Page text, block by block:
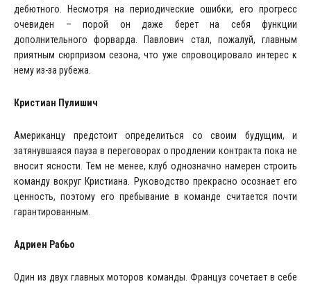
дебютного. Несмотря на периодические ошибки, его прогресс
очевиден – порой он даже берет на себя функции
дополнительного форварда. Павлович стал, пожалуй, главным
приятным сюрпризом сезона, что уже спровоцировало интерес к
нему из-за рубежа.
Кристиан Пулишич
Американцу предстоит определиться со своим будущим, и
затянувшаяся пауза в переговорах о продлении контракта пока не
вносит ясности. Тем не менее, клуб однозначно намерен строить
команду вокруг Кристиана. Руководство прекрасно осознает его
ценность, поэтому его пребывание в команде считается почти
гарантированным.
Адриен Рабьо
Один из двух главных моторов команды. Француз сочетает в себе